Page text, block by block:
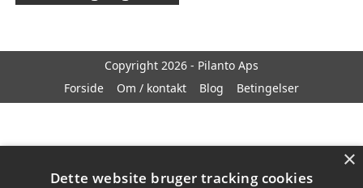
Copyright 2026 - Pilanto Aps
Forside
Om / kontakt Blog Betingelser
×
Dette website bruger tracking cookies